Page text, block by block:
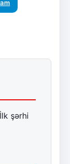
şərhi